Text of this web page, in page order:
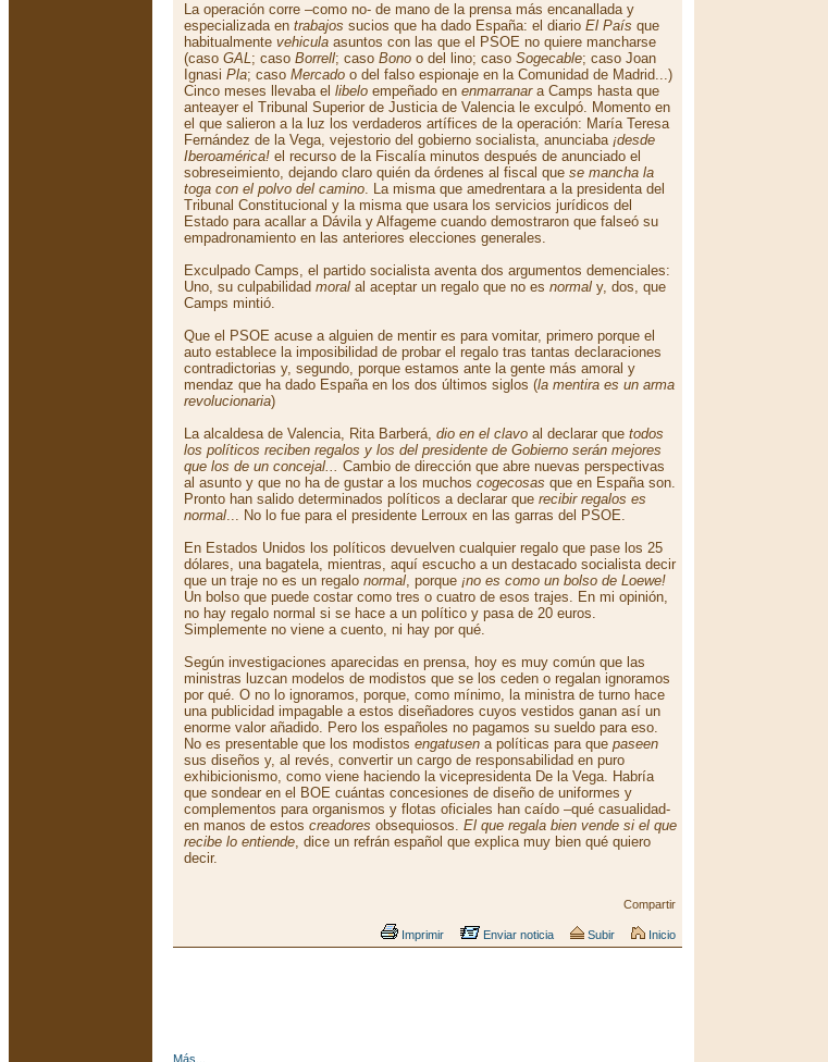
La operación corre –como no- de mano de la prensa más encanallada y
especializada en trabajos sucios que ha dado España: el diario El País que
habitualmente vehicula asuntos con las que el PSOE no quiere mancharse
(caso GAL; caso Borrell; caso Bono o del lino; caso Sogecable; caso Joan
Ignasi Pla; caso Mercado o del falso espionaje en la Comunidad de Madrid...)
Cinco meses llevaba el libelo empeñado en enmarranara Camps hasta que
anteayer el Tribunal Superior de Justicia de Valencia le exculpó. Momento en
el que salieron a la luz los verdaderos artífices de la operación: María Teresa
Fernández de la Vega, vejestorio del gobierno socialista, anunciaba ¡desde
Iberoamérica! el recurso de la Fiscalía minutos después de anunciado el
sobreseimiento, dejando claro quién da órdenes al fiscal que se mancha la
toga con el polvo del camino. La misma que amedrentara a la presidenta del
Tribunal Constitucional y la misma que usara los servicios jurídicos del
Estado para acallar a Dávila y Alfageme cuando demostraron que falseó su
empadronamiento en las anteriores elecciones generales.
Exculpado Camps, el partido socialista aventa dos argumentos demenciales:
Uno, su culpabilidad moral al aceptar un regalo que no es normal y, dos, que
Camps mintió.
Que el PSOE acuse a alguien de mentir es para vomitar, primero porque el
auto establece la imposibilidad de probar el regalo tras tantas declaraciones
contradictorias y, segundo, porque estamos ante la gente más amoral y
mendaz que ha dado España en los dos últimos siglos (la mentira es un arma
revolucionaria)
La alcaldesa de Valencia, Rita Barberá, dio en el clavo al declarar que todos
los políticos reciben regalos y los del presidente de Gobierno serán mejores
que los de un concejal... Cambio de dirección que abre nuevas perspectivas
al asunto y que no ha de gustar a los muchos cogecosas que en España son.
Pronto han salido determinados políticos a declarar que recibir regalos es
normal... No lo fue para el presidente Lerroux en las garras del PSOE.
En Estados Unidos los políticos devuelven cualquier regalo que pase los 25
dólares, una bagatela, mientras, aquí escucho a un destacado socialista decir
que un traje no es un regalo normal, porque ¡no es como un bolso de Loewe!
Un bolso que puede costar como tres o cuatro de esos trajes. En mi opinión,
no hay regalo normal si se hace a un político y pasa de 20 euros.
Simplemente no viene a cuento, ni hay por qué.
Según investigaciones aparecidas en prensa, hoy es muy común que las
ministras luzcan modelos de modistos que se los ceden o regalan ignoramos
por qué. O no lo ignoramos, porque, como mínimo, la ministra de turno hace
una publicidad impagable a estos diseñadores cuyos vestidos ganan así un
enorme valor añadido. Pero los españoles no pagamos su sueldo para eso.
No es presentable que los modistos engatusen a políticas para que paseen
sus diseños y, al revés, convertir un cargo de responsabilidad en puro
exhibicionismo, como viene haciendo la vicepresidenta De la Vega. Habría
que sondear en el BOE cuántas concesiones de diseño de uniformes y
complementos para organismos y flotas oficiales han caído –qué casualidad-
en manos de estos creadores obsequiosos. El que regala bien vende si el que
recibe lo entiende, dice un refrán español que explica muy bien qué quiero
decir.
Compartir
Imprimir Enviar noticia Subir Inicio
Más...